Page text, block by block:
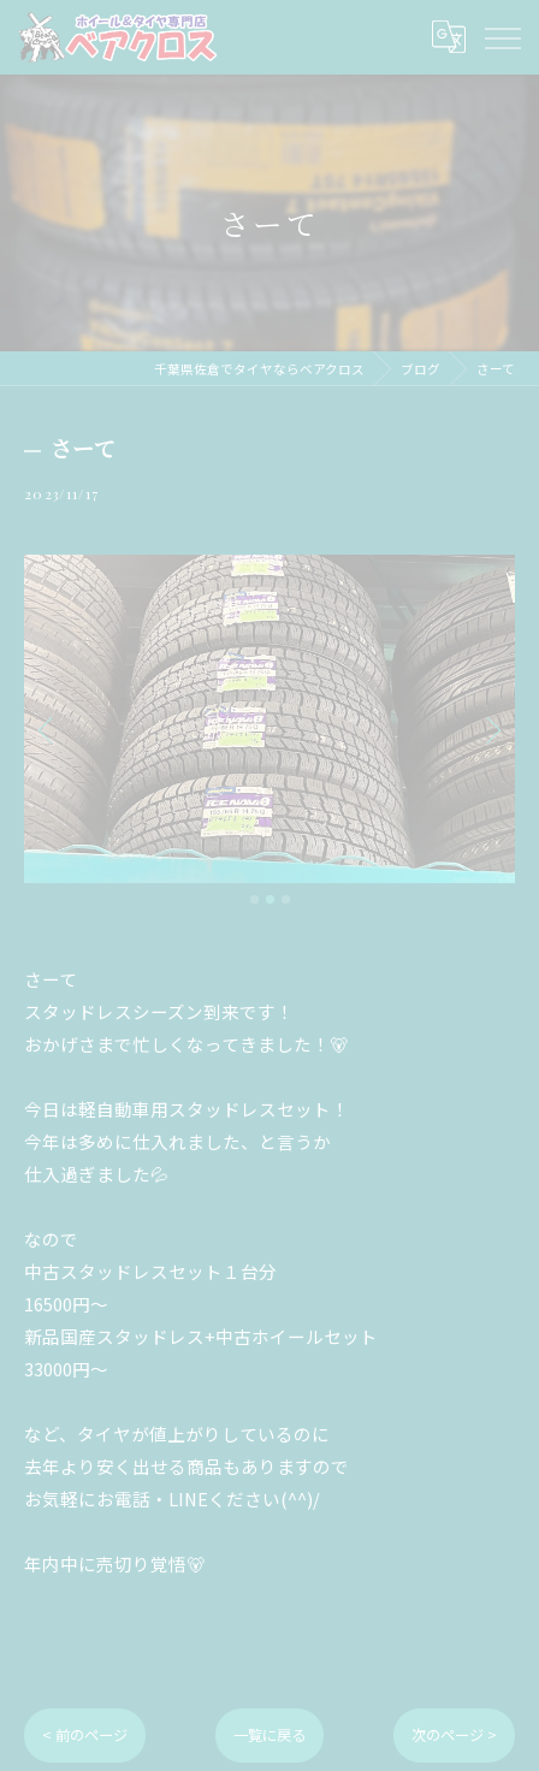
さーて
千葉県佐倉でタイヤならベアクロス ブログ さーて
さーて
2023/11/17
さーて
スタッドレスシーズン到来です！
おかげさまで忙しくなってきました！🐻
今日は軽自動車用スタッドレスセット！
今年は多めに仕入れました、と言うか
仕入過ぎました💦
なので
中古スタッドレスセット１台分
16500円～
新品国産スタッドレス+中古ホイールセット
33000円～
など、タイヤが値上がりしているのに
去年より安く出せる商品もありますので
お気軽にお電話・LINEください(^^)/
年内中に売切り覚悟🐻
< 前のページ 一覧に戻る 次のページ >